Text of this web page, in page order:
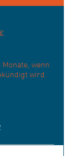
wenn
wird.